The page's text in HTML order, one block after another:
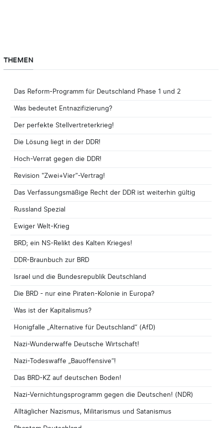
THEMEN
Das Reform-Programm für Deutschland Phase 1 und 2
Was bedeutet Entnazifizierung?
Der perfekte Stellvertreterkrieg!
Die Lösung liegt in der DDR!
Hoch-Verrat gegen die DDR!
Revision "Zwei+Vier"-Vertrag!
Das Verfassungsmäßige Recht der DDR ist weiterhin gültig
Russland Spezial
Ewiger Welt-Krieg
BRD; ein NS-Relikt des Kalten Krieges!
DDR-Braunbuch zur BRD
Israel und die Bundesrepublik Deutschland
Die BRD - nur eine Piraten-Kolonie in Europa?
Was ist der Kapitalismus?
Honigfalle „Alternative für Deutschland“ (AfD)
Nazi-Wunderwaffe Deutsche Wirtschaft!
Nazi-Todeswaffe „Bauoffensive“!
Das BRD-KZ auf deutschen Boden!
Nazi-Vernichtungsprogramm gegen die Deutschen! (NDR)
Alltäglicher Nazismus, Militarismus und Satanismus